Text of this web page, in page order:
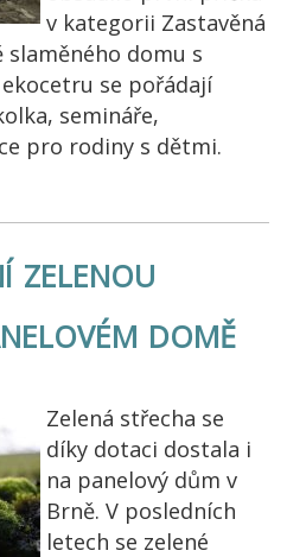
v kategorii Zastavěná
domu s
se pořádají
semináře,
pro rodiny s dětmi.
zelenou
domě
Zelená střecha se
díky dotaci dostala i
na panelový dům v
Brně. V posledních
letech se zelené